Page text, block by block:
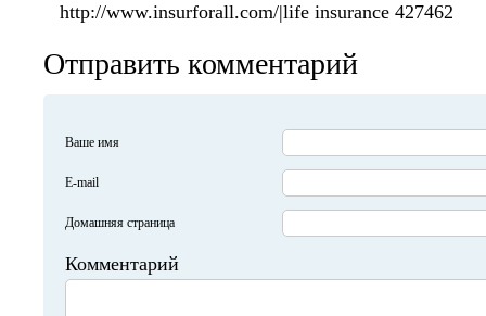
http://www.insurforall.com/|life insurance 427462
Отправить комментарий
Ваше имя
E-mail
Домашняя страница
Комментарий